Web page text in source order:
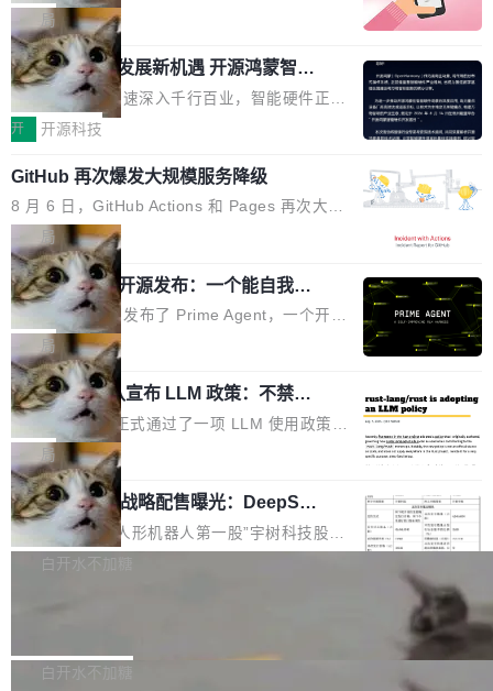
破的事实。 Jordan 随后补充了一句软化声明：
「我不认为这些会议上大部分论文都在过度宣传
或造假。问题是，作为读者，如果你筛选出那些
看起来最令人兴奋的论文，那它们大部分都是过
度宣传的。」 这才是真正的痛点。不是所有论文
都有问题，是最吸引眼球的那批论文最有问题。
他引用的帖子来自 Mathew Shen，一位 ICLR 2
026 的读者：「看了篇 ...
这句话不是来自某个技术博客，而是出自 Hieu
Pham 的一条推文。Hieu Pham 是谁？他是 xAI
的早期工程师之一，在 Grok 训练基础设施团队
工作过。近日他在 X 上发了一条帖子，列出了他
认为现代 AI 领域最重要的三个开源项目。 第一
个名字毫无悬念：Flash Attention 2。 Hieu 的
理由很具体。FA 系列不需要解释，但 FA2 是他
认为最重要的一个——复杂度恰到好处，刚好能
驱动你去学 CuTe，但还没被那些"邪恶的" Hopp
er++ 优化所淹没，足够容易修改和适配。 更关
键的是 FA2 的持久性...
局
共商智能硬件发展新机遇 开源鸿蒙智能
硬件开发者日杭州站即将举行
随着万物智联加速深入千行百业，智能硬件正从
单点设备迈向智能化、网联化、协同化发展。作
鸿蒙通过统一技术底座和分布式能力，为不同类
型智能设备的开发、连接与互联提供关键支撑，
也为产业链企业探索产品创新与商业增长打开新
的空间。 8月14日，开源鸿蒙智能硬件开发者日
（OHDD：OpenHarmony Hardware Develope
r Day）将在杭州启航。活动面向智能硬件产业
链企业和开发者，邀请行业专家与资深技术顾
问，围绕开源鸿蒙技术能力、设备适配、芯片适
配、功耗与稳定性调优、兼容性测评及统一互联
等内容展开系统讲解和实战交流，帮助企业进一
步了解开源鸿蒙在智能...
开 开源科技
GitHub 再次爆发大规模服务降级
8 月 6 日，GitHub Actions 和 Pages 再次大规
模服务降级，Actions 完全不可用超过 5 小时，
webhook 停发，连自托管 runner 也因调度层故
障无法工作。Pages、Copilot code review、C
opilot coding agent 全部受影响。从检测到完全
恢复，大约 12 小时。 这是 2026 年 8 月的第六
起事故，其中四起与 AI/Copilot 服务相关。 Git
Hub 员工 kdaigle 在 HN 讨论中贴出了一组数
据：2025 年全年 10 亿次 commit。现在，每周
2.75 亿次，全年预计 140 亿次。GitHub...
局
Prime Agent 开源发布：一个能自我改
进的编程 Agent，ARC-AGI 3 超越人类
专家基线
Prime Intellect 发布了 Prime Agent，一个开源
的编程 Agent Harness，核心设计围绕两个抽
象：Recursive Language Model（RLM）和 C
ontinual Harness。在 ARC-AGI 3 基准测试
上，Prime Agent + Opus 5 的组合达到了 95.
5% RHAE Best@1，超过了 ARC 报告的人类专
家基线 95.4%。 不是又一个 coding agent 包装
器 Prime Agent 的架构和市面上大多数 coding
agent 有本质区别。大多数 agent harness 的设
计是基于早期模型的能力—...
局
Rust 项目团队宣布 LLM 政策：不禁
止，但你要承认哪些代码不是你写的
Rust 语言项目正式通过了一项 LLM 使用政策，
覆盖 rust-lang/rust 单一仓库的代码贡献。这不
是项目级别的官方立场，目前由五个团队采纳，
但它可能是主流开源项目中关于 AI 辅助贡献最
细致的一份规则。 政策的核心只有一句话：LLM
可以用来分析、提炼、审阅、建议，但不能用来
不得生成涉及安全性的关键变更，除非作者本身
局
宇树科技 IPO 战略配售曝光：DeepSe
ek 获配 93.3 万股，锁定 36 个月
8月6日晚间，“人形机器人第一股”宇树科技股份
有限公司披露IPO发行价格及战略配售结果，杭
36个月。 公告显示，本次宇树科技战略配售对
白开水不加糖
Bug fixes and enhancements 修复多次传递同
白开水不加糖